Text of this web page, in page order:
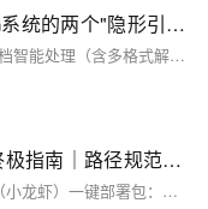
文档智能处理与ReAct推理链：RAG系统的两个"隐形引擎"
本文深入解析RAG系统中两大“隐形引擎”：文档智能处理（含多格式解析、语义分片、QA抽取）与ReAct推理链（支持多轮思考-行动-观察）。二者协同提升知识库质量与AI推理能力，是决定RAG效果的关键底层能力。
Windows10用户部署OpenClaw的终极指南｜路径规范+权限配置+故障排查
专为Windows 10 64位深度优化的OpenClaw（小龙虾）一键部署包：免命令行、免环境配置，解压即装；内置全部依赖与28万Tokens，全程可视化操作；独家解决SmartScreen拦截、权限限制等Win10特有问题，新手也能一次成功“养虾”！